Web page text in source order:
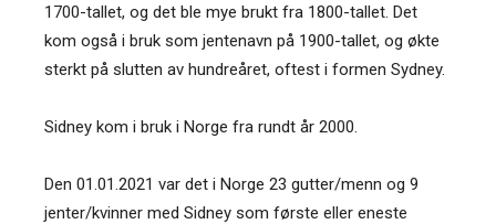
1700-tallet, og det ble mye brukt fra 1800-tallet. Det
kom også i bruk som jentenavn på 1900-tallet, og økte
sterkt på slutten av hundreåret, oftest i formen Sydney.
Sidney kom i bruk i Norge fra rundt år 2000.
Den 01.01.2021 var det i Norge 23 gutter/menn og 9
jenter/kvinner med Sidney som første eller eneste